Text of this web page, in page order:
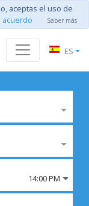
aceptas el uso de
acuerdo Saber más
ES
14:00 PM